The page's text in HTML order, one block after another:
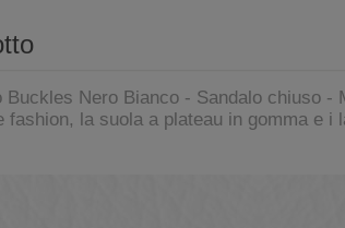
Buckles Nero Bianco - Sandalo chiuso
fashion, la suola a plateau in gomma e i